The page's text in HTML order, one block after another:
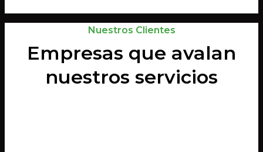
Nuestros Clientes
Empresas que avalan
nuestros servicios